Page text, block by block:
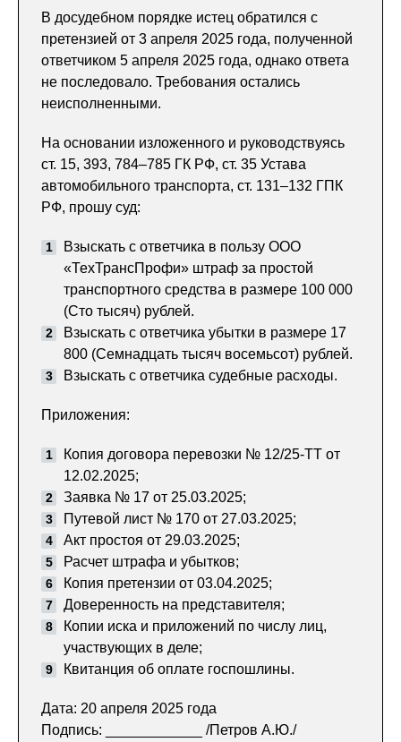
В досудебном порядке истец обратился с
претензией от 3 апреля 2025 года, полученной
ответчиком 5 апреля 2025 года, однако ответа
не последовало. Требования остались
неисполненными.
На основании изложенного и руководствуясь
ст. 15, 393, 784–785 ГК РФ, ст. 35 Устава
автомобильного транспорта, ст. 131–132 ГПК
РФ, прошу суд:
Взыскать с ответчика в пользу ООО
«ТехТрансПрофи» штраф за простой
транспортного средства в размере 100 000
(Сто тысяч) рублей.
Взыскать с ответчика убытки в размере 17
800 (Семнадцать тысяч восемьсот) рублей.
Взыскать с ответчика судебные расходы.
Приложения:
Копия договора перевозки № 12/25-ТТ от
12.02.2025;
Заявка № 17 от 25.03.2025;
Путевой лист № 170 от 27.03.2025;
Акт простоя от 29.03.2025;
Расчет штрафа и убытков;
Копия претензии от 03.04.2025;
Доверенность на представителя;
Копии иска и приложений по числу лиц,
участвующих в деле;
Квитанция об оплате госпошлины.
Дата: 20 апреля 2025 года
Подпись: ____________ /Петров А.Ю./